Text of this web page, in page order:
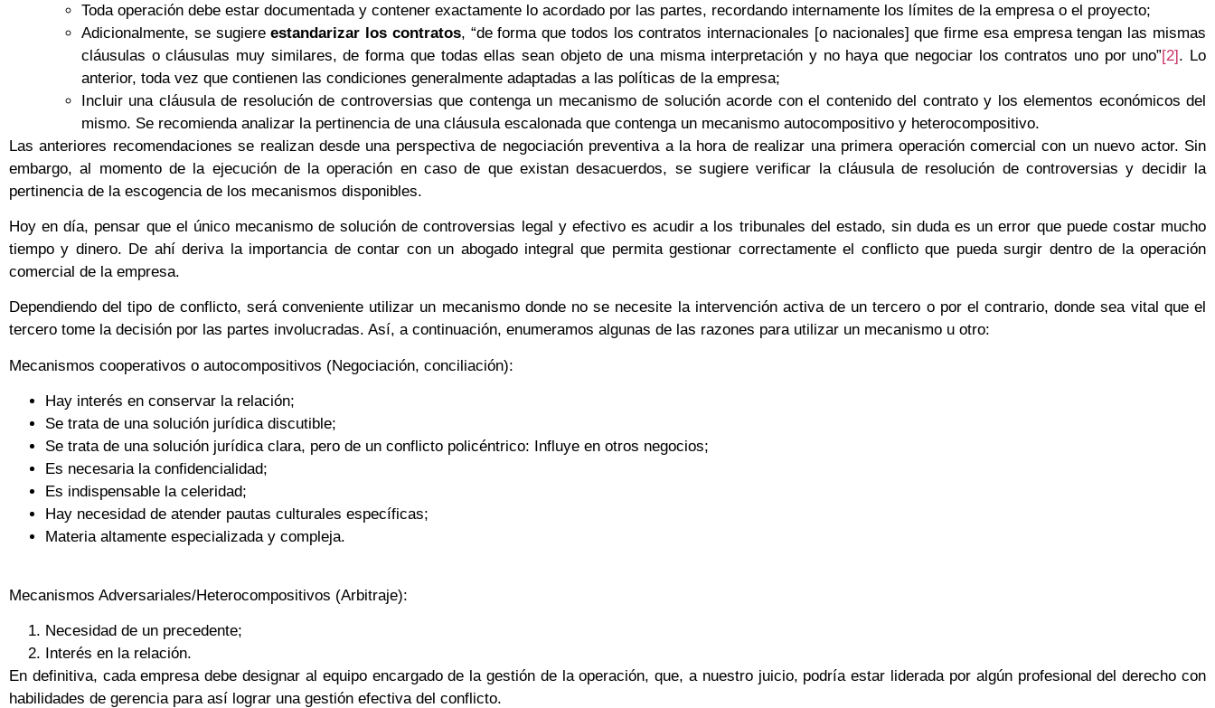
Toda operación debe estar documentada y contener exactamente lo acordado por las partes, recordando internamente los límites de la empresa o el proyecto;
Adicionalmente, se sugiereestandarizar los contratos, “de forma que todos los contratos internacionales [o nacionales] que firme esa empresa tengan las mismas
cláusulas o cláusulas muy similares, de forma que todas ellas sean objeto de una misma interpretación y no haya que negociar los contratos uno por uno”[2]. Lo
anterior, toda vez que contienen las condiciones generalmente adaptadas a las políticas de la empresa;
Incluir una cláusula de resolución de controversias que contenga un mecanismo de solución acorde con el contenido del contrato y los elementos económicos del
mismo. Se recomienda analizar la pertinencia de una cláusula escalonada que contenga un mecanismo autocompositivo y heterocompositivo.
Las anteriores recomendaciones se realizan desde una perspectiva de negociación preventiva a la hora de realizar una primera operación comercial con un nuevo actor. Sin
embargo, al momento de la ejecución de la operación en caso de que existan desacuerdos, se sugiere verificar la cláusula de resolución de controversias y decidir la
pertinencia de la escogencia de los mecanismos disponibles.
Hoy en día, pensar que el único mecanismo de solución de controversias legal y efectivo es acudir a los tribunales del estado, sin duda es un error que puede costar mucho
tiempo y dinero. De ahí deriva la importancia de contar con un abogado integral que permita gestionar correctamente el conflicto que pueda surgir dentro de la operación
comercial de la empresa.
Dependiendo del tipo de conflicto, será conveniente utilizar un mecanismo donde no se necesite la intervención activa de un tercero o por el contrario, donde sea vital que el
tercero tome la decisión por las partes involucradas. Así, a continuación, enumeramos algunas de las razones para utilizar un mecanismo u otro:
Mecanismos cooperativos o autocompositivos (Negociación, conciliación):
Hay interés en conservar la relación;
Se trata de una solución jurídica discutible;
Se trata de una solución jurídica clara, pero de un conflicto policéntrico: Influye en otros negocios;
Es necesaria la confidencialidad;
Es indispensable la celeridad;
Hay necesidad de atender pautas culturales específicas;
Materia altamente especializada y compleja.
Mecanismos Adversariales/Heterocompositivos (Arbitraje):
Necesidad de un precedente;
Interés en la relación.
En definitiva, cada empresa debe designar al equipo encargado de la gestión de la operación, que, a nuestro juicio, podría estar liderada por algún profesional del derecho con
habilidades de gerencia para así lograr una gestión efectiva del conflicto.